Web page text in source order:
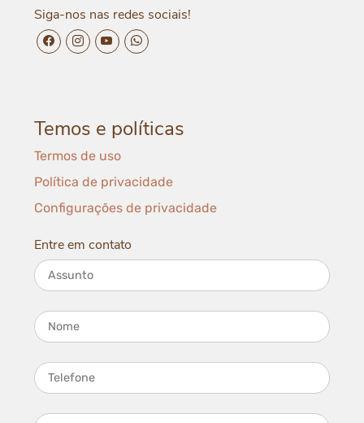
Siga-nos nas redes sociais!
facebook da Elétrica do Batom
instagram da Elétrica do Batom
youtube da Elétrica do Batom
whatsapp da Elétrica do Batom
Temos e políticas
Termos de uso
Política de privacidade
Configurações de privacidade
Entre em contato
Assunto
Nome
Telefone